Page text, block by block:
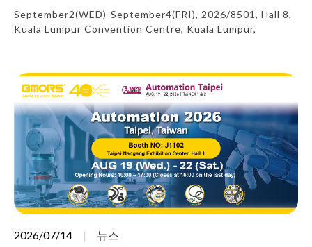
September2(WED)-September4(FRI), 2026/8501, Hall 8,
Kuala Lumpur Convention Centre, Kuala Lumpur,
2026/07/14 뉴스